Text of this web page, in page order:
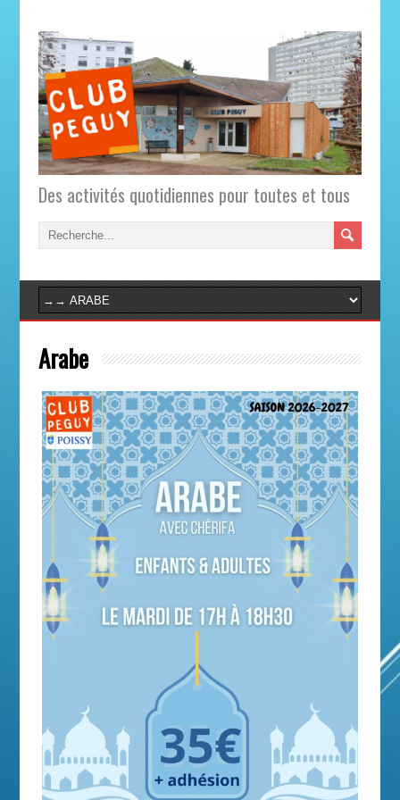
Des activités quotidiennes pour toutes et tous
Arabe